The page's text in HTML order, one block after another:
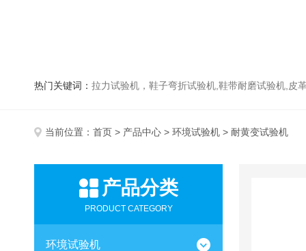
热门关键词： 拉力试验机，鞋子弯折试验机,鞋带耐磨试验机,皮革伸缩试验机,马丁代尔
当前位置： 首页 > 产品中心 > 环境试验机 > 耐黄变试验机
产品分类
PRODUCT CATEGORY
环境试验机